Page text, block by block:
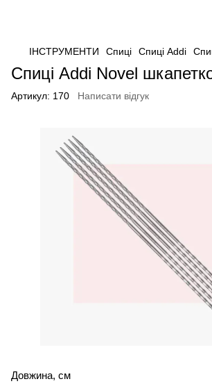
ІНСТРУМЕНТИ Спиці Спиці Addi
Спиці Addi Novel
Артикул: 170 Написати відгук
Довжина, см